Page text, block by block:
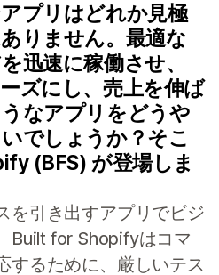
プリはどれか見極
りません。最適な
迅速に稼働させ、
ズにし、売上を伸ば
なアプリをどうや
でしょうか？そこ
(BFS) が登場しま
を引き出すアプリでビジ
Built for Shopifyはコマ
するために、厳しいテス